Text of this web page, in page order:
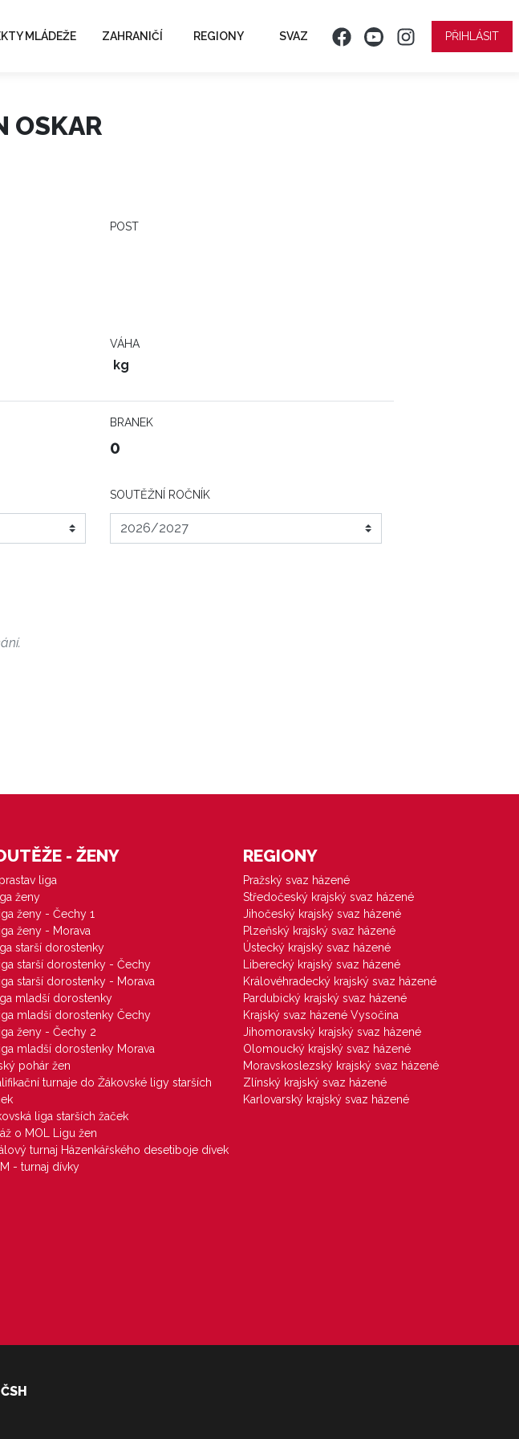
MLÁDEŽE ZAHRANIČÍ REGIONY SVAZ PŘIHLÁSIT
OSKAR
POST
VÁHA
kg
BRANEK
0
SOUTĚŽNÍ ROČNÍK
- ŽENY
liga
ženy
ženy - Čechy 1
ženy - Morava
starší dorostenky
starší dorostenky - Čechy
starší dorostenky - Morava
mladší dorostenky
mladší dorostenky Čechy
ženy - Čechy 2
mladší dorostenky Morava
pohár žen
turnaje do Žákovské ligy starších
liga starších žaček
o MOL Ligu žen
turnaj Házenkářského desetiboje dívek
- turnaj dívky
REGIONY
Pražský svaz házené
Středočeský krajský svaz házené
Jihočeský krajský svaz házené
Plzeňský krajský svaz házené
Ústecký krajský svaz házené
Liberecký krajský svaz házené
Královéhradecký krajský svaz házené
Pardubický krajský svaz házené
Krajský svaz házené Vysočina
Jihomoravský krajský svaz házené
Olomoucký krajský svaz házené
Moravskoslezský krajský svaz házené
Zlínský krajský svaz házené
Karlovarský krajský svaz házené